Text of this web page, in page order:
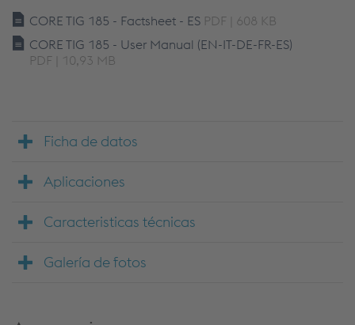
CORE TIG 185 - Factsheet - ES PDF | 608 KB
CORE TIG 185 - User Manual (EN-IT-DE-FR-ES)
PDF | 10,93 MB
Ficha de datos
Aplicaciones
Caracteristicas técnicas
Galería de fotos